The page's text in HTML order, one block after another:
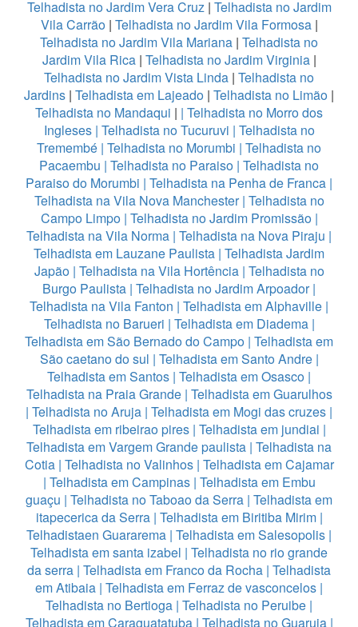
Telhadista no Jardim Vera Cruz| Telhadista no Jardim
Vila Carrão| Telhadista no Jardim Vila Formosa|
Telhadista no Jardim Vila Mariana | Telhadista no
Jardim Vila Rica| Telhadista no Jardim Virginia|
Telhadista no Jardim Vista Linda | Telhadista no
Jardins | Telhadista em Lajeado | Telhadista no Limão |
Telhadista no Mandaqui | | Telhadista no Morro dos
Ingleses| Telhadista no Tucuruvi | Telhadista no
Tremembé | Telhadista no Morumbi | Telhadista no
Pacaembu | Telhadista no Paraiso | Telhadista no
Paraiso do Morumbi | Telhadista na Penha de Franca |
Telhadista na Vila Nova Manchester| Telhadista no
Campo Limpo| Telhadista no Jardim Promissão|
Telhadista na Vila Norma | Telhadista na Nova Piraju |
Telhadista em Lauzane Paulista | Telhadista Jardim
Japão| Telhadista na Vila Hortência| Telhadista no
Burgo Paulista | Telhadista no Jardim Arpoador|
Telhadista na Vila Fanton | Telhadista em Alphaville |
Telhadista no Barueri | Telhadista em Diadema|
Telhadista em São Bernado do Campo | Telhadista em
São caetano do sul | Telhadista em Santo Andre|
Telhadista em Santos | Telhadista em Osasco |
Telhadista na Praia Grande| Telhadista em Guarulhos
| Telhadista no Aruja | Telhadista em Mogi das cruzes |
Telhadista em ribeirao pires| Telhadista em jundiai |
Telhadista em Vargem Grande paulista | Telhadista na
Cotia| Telhadista no Valinhos| Telhadista em Cajamar
| Telhadista em Campinas| Telhadista em Embu
guaçu | Telhadista no Taboao da Serra | Telhadista em
itapecerica da Serra| Telhadista em Biritiba Mirim|
Telhadistaen Guararema | Telhadista em Salesopolis |
Telhadista em santa izabel | Telhadista no rio grande
da serra | Telhadista em Franco da Rocha | Telhadista
em Atibaia | Telhadista em Ferraz de vasconcelos |
Telhadista no Bertioga | Telhadista no Peruibe |
Telhadista em Caraguatatuba| Telhadista no Guaruja|